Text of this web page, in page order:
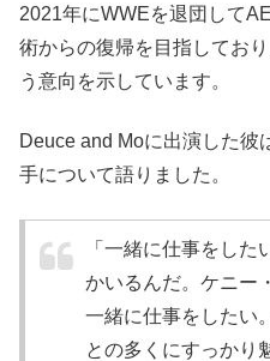
2021年にWWEを退団して
術からの復帰を目指してお
う意向を示しています。
Deuce and Moに出演した彼
手について語りました。
「一緒に仕事をした
かいるんだ。ケニー
一緒に仕事をしたい
との多くにすっかり